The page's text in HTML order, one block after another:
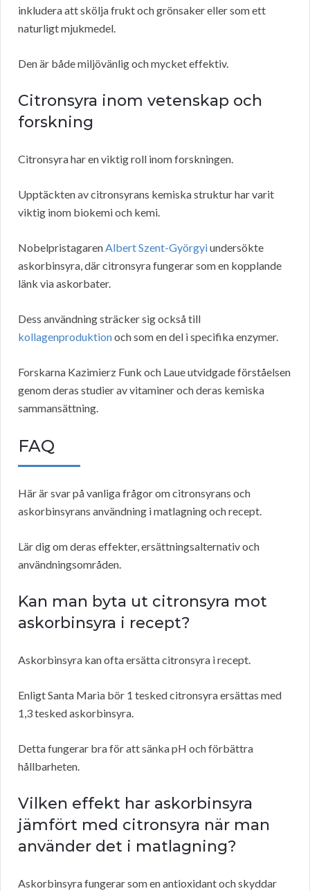
inkludera att skölja frukt och grönsaker eller som ett
naturligt mjukmedel.
Den är både miljövänlig och mycket effektiv.
Citronsyra inom vetenskap och
forskning
Citronsyra har en viktig roll inom forskningen.
Upptäckten av citronsyrans kemiska struktur har varit
viktig inom biokemi och kemi.
NobelpristagarenAlbert Szent-Györgyiundersökte
askorbinsyra, där citronsyra fungerar som en kopplande
länk via askorbater.
Dess användning sträcker sig också till
kollagenproduktionoch som en del i specifika enzymer.
Forskarna Kazimierz Funk och Laue utvidgade förståelsen
genom deras studier av vitaminer och deras kemiska
sammansättning.
FAQ
Här är svar på vanliga frågor om citronsyrans och
askorbinsyrans användning i matlagning och recept.
Lär dig om deras effekter, ersättningsalternativ och
användningsområden.
Kan man byta ut citronsyra mot
askorbinsyra i recept?
Askorbinsyra kan ofta ersätta citronsyra i recept.
Enligt Santa Maria bör 1 tesked citronsyra ersättas med
1,3 tesked askorbinsyra.
Detta fungerar bra för att sänka pH och förbättra
hållbarheten.
Vilken effekt har askorbinsyra
jämfört med citronsyra när man
använder det i matlagning?
Askorbinsyra fungerar som en antioxidant och skyddar